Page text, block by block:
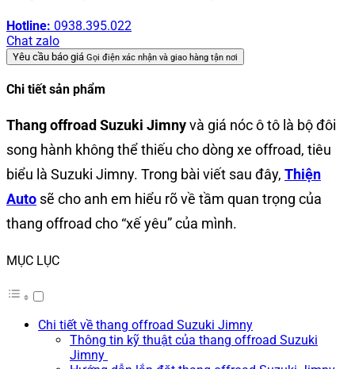
Hotline: 0938.395.022
Chat zalo
Yêu cầu báo giá Gọi điện xác nhận và giao hàng tận nơi
Chi tiết sản phẩm
Thang offroad Suzuki Jimnyvà giá nóc ô tô là bộ đôi
song hành không thể thiếu cho dòng xe offroad, tiêu
biểu là Suzuki Jimny. Trong bài viết sau đây, Thiện
Auto sẽ cho anh em hiểu rõ về tầm quan trọng của
thang offroad cho “xế yêu” của mình.
MỤC LỤC
Chi tiết về thang offroad Suzuki Jimny
Thông tin kỹ thuật của thang offroad Suzuki
Jimny